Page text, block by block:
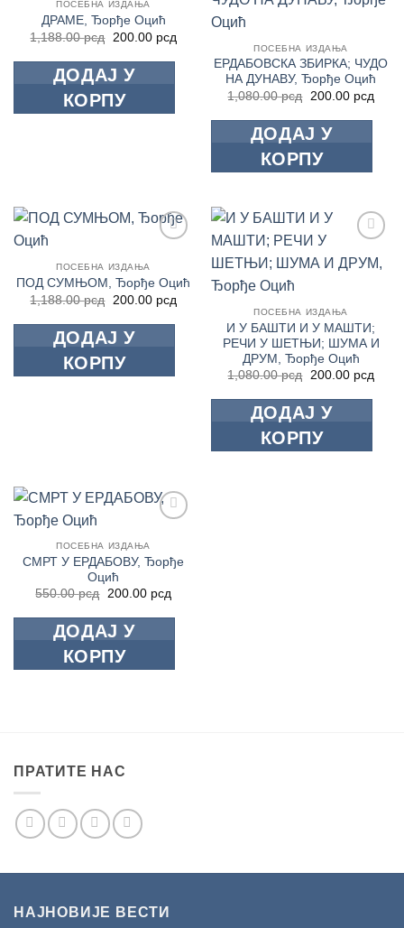
Листу
ПОСЕБНА ИЗДАЊА
ДРАМЕ, Ђорђе Оцић
1,188.00рсд
Оригинална
је
била:
1,188.00 рсд.
200.00 рсдТренутна
цена
200.00 рсд.
ДОДАЈ У
КОРПУ
ПОСЕБНА ИЗДАЊА
ЕРДАБОВСКА ЗБИРКА; ЧУДО
НА ДУНАВУ, Ђорђе Оцић
1,080.00рсд
Оригинална
је
била:
1,080.00 рсд.
200.00 рсд
цена
ДОДАЈ У
КОРПУ
Листу
жеља
ПОСЕБНА ИЗДАЊА
ПОД СУМЊОМ, Ђорђе Оцић
1,188.00рсд
Оригинална
је
била:
1,188.00 рсд.
200.00 рсдТренутна
цена
200.00 рсд.
ДОДАЈ У
КОРПУ
у
ПОСЕБНА ИЗДАЊА
И У БАШТИ И У МАШТИ;
РЕЧИ У ШЕТЊИ; ШУМА И
ДРУМ, Ђорђе Оцић
1,080.00рсд
Оригинална
је
била:
1,080.00 рсд.
200.00 рсд
цена
ДОДАЈ У
КОРПУ
Листу
жеља
ПОСЕБНА ИЗДАЊА
СМРТ У ЕРДАБОВУ, Ђорђе
Оцић
550.00рсд
Оригинална
је
била:
550.00 рсд.
200.00 рсдТренутна
цена
је:
ДОДАЈ У
КОРПУ
ПРАТИТЕ НАС
НАЈНОВИЈЕ ВЕСТИ